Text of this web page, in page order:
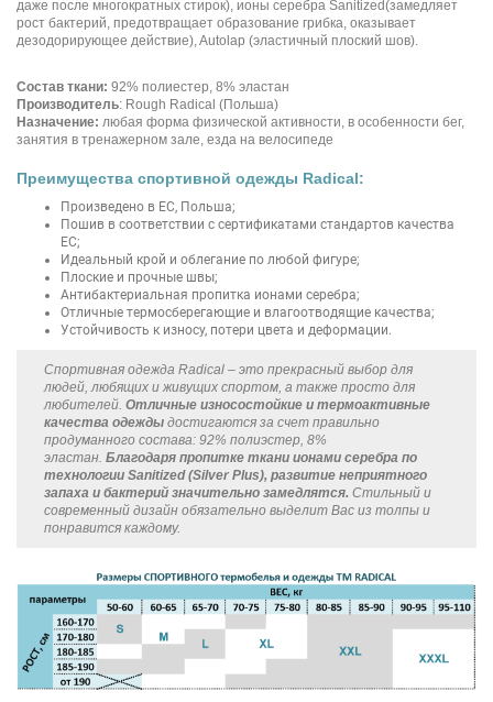
даже после многократных стирок), ионы серебра Sanitized(замедляет
рост бактерий, предотвращает образование грибка, оказывает
дезодорирующее действие), Autolap (эластичный плоский шов).
Состав ткани: 92% полиестер, 8% эластан
Производитель: Rough Radical (Польша)
Назначение: любая форма физической активности, в особенности бег,
занятия в тренажерном зале, езда на велосипеде
Преимущества спортивной одежды Radical:
Произведено в ЕС, Польша;
Пошив в соответствии с сертификатами стандартов качества
ЕС;
Идеальный крой и облегание по любой фигуре;
Плоские и прочные швы;
Антибактериальная пропитка ионами серебра;
Отличные термосберегающие и влагоотводящие качества;
Устойчивость к износу, потери цвета и деформации.
Спортивная одежда Radical – это прекрасный выбор для
людей, любящих и живущих спортом, а также просто для
любителей. Отличные износостойкие и термоактивные
качества одежды достигаются за счет правильно
продуманного состава: 92% полиэстер, 8%
эластан. Благодаря пропитке ткани ионами серебра по
технологии Sanitized (Silver Plus), развитие неприятного
запаха и бактерий значительно замедлятся. Стильный и
современный дизайн обязательно выделит Вас из толпы и
понравится каждому.